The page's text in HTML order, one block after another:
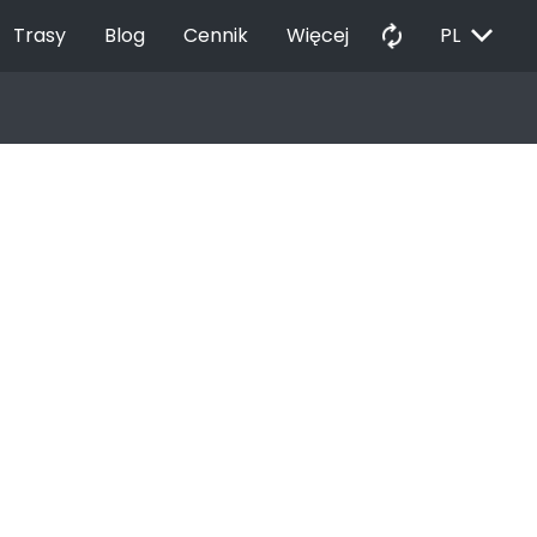
Trasy Blog Cennik Więcej autorenew PL EXPAND_MORE